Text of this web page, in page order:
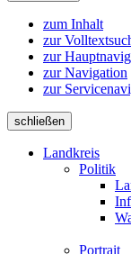
zum Inhalt
zur
zur
zur Navigation
zur
schließen
Landkreis
Politik
Portrait